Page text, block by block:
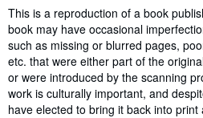
This is a reproduction of a book
book may have occasional
such as missing or blurred pages,
etc. that were either part of the
or were introduced by the scanning
work is culturally important, and
have elected to bring it back into print